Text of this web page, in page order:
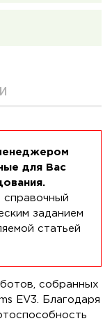
для Вас
заданием
статьей
собранных
EV3. Благодаря